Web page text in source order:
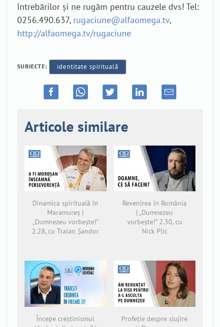
întrebărilor și ne rugăm pentru cauzele dvs! Tel:
0256.490.637, rugaciune@alfaomega.tv,
http://alfaomega.tv/rugaciune
SUBIECTE: identitate spirituală
Articole similare
Dinamica spirituală în
Maramureș |
„Dumnezeu vorbește!”
2.28, cu Traian Șandor
Revenirea în România
| „Dumnezeu
vorbește!” 2.30, cu
Nick Plic
Începe creștinismul
Profeție despre slujire